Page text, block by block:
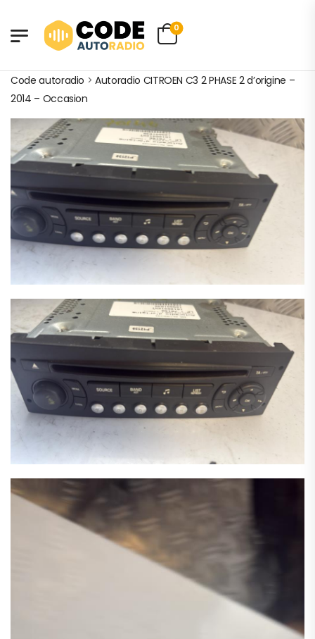
0
Code autoradio >Autoradio CITROEN C3 2 PHASE 2 d’origine –
2014 – Occasion